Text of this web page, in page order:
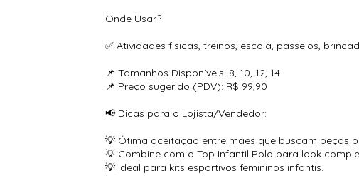
Onde Usar?
✅ Atividades físicas, treinos, escola, passeios,
📌 Tamanhos Disponíveis: 8, 10, 12, 14
📌 Preço sugerido (PDV): R$ 99,90
📢 Dicas para o Lojista/Vendedor:
💡 Ótima aceitação entre mães que buscam peças
💡 Combine com o Top Infantil Polo para look
💡 Ideal para kits esportivos femininos infantis.